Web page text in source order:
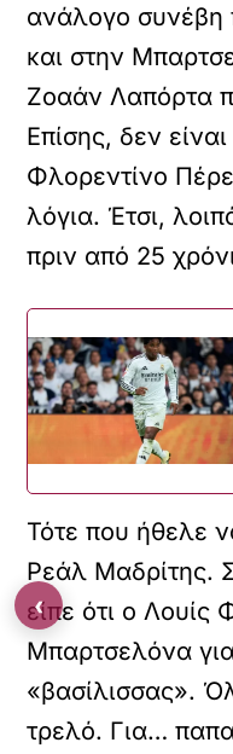
ανάλογο συνέβη
και στην
Ζοαάν Λαπόρτα
Επίσης, δεν
Φλορεντίνο
λόγια. Έτσι,
πριν από 25
Τότε που ήθελε
Ρεάλ Μαδρίτης.
είπε ότι ο Λουίς
Μπαρτσελόνα
«βασίλισσας».
τρελό. Για…
‹